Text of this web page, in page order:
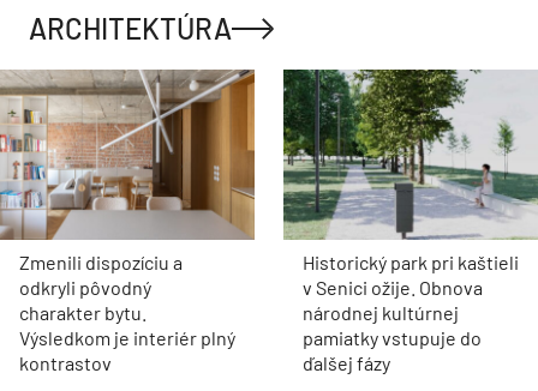
ARCHITEKTÚRA
Zmenili dispozíciu a
odkryli pôvodný
charakter bytu.
Výsledkom je interiér plný
kontrastov
Historický park pri kaštieli
v Senici ožije. Obnova
národnej kultúrnej
pamiatky vstupuje do
ďalšej fázy